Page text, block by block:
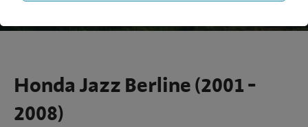
Honda Jazz Berline (2001 -
2008)